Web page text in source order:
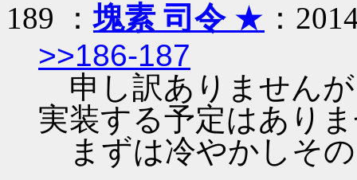
189 ：塊素 司令★ ：
>>186-187
申し訳ありません
実装する予定はあり
まずは冷やかしそ